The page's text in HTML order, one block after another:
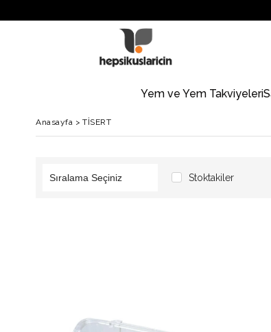
Yem ve Yem Takviyeleri
Anasayfa > TİSERT
Stoktakiler